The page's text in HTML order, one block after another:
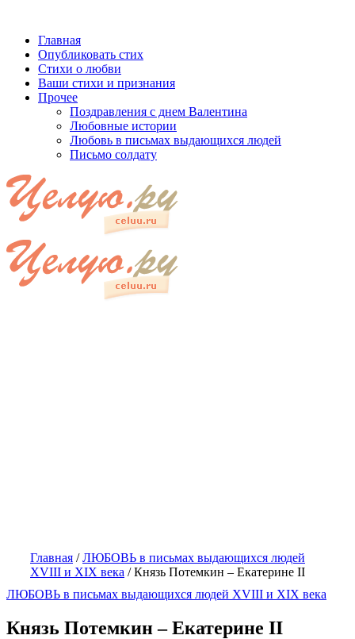
Главная
Опубликовать стих
Стихи о любви
Ваши стихи и признания
Прочее
Поздравления с днем Валентина
Любовные истории
Любовь в письмах выдающихся людей
Письмо солдату
Главная /ЛЮБОВЬ в письмах выдающихся людей
XVIII и XIX века /Князь Потемкин – Екатерине II
ЛЮБОВЬ в письмах выдающихся людей XVIII и XIX века
Князь Потемкин – Екатерине II